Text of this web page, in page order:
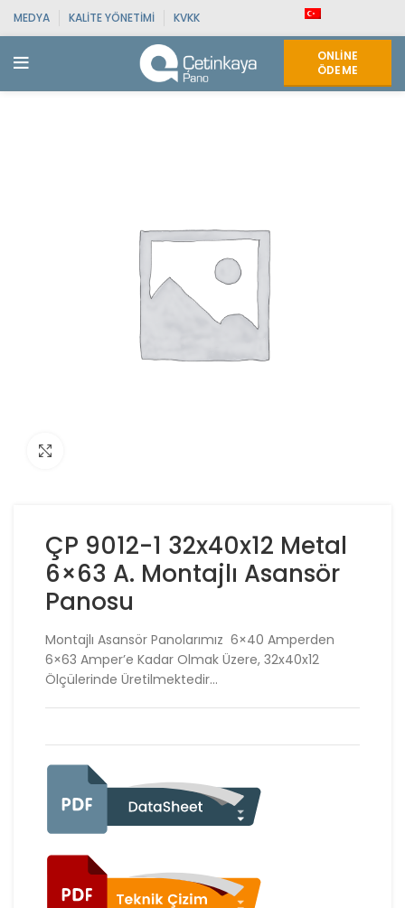
MEDYA KALITE YÖNETIMI KVKK
ONLINE
ÖDEME
ÇP 9012-1 32x40x12 Metal
6×63 A. Montajlı Asansör
Panosu
Montajlı Asansör Panolarımız 6×40 Amperden
6×63 Amper’e Kadar Olmak Üzere, 32x40x12
Ölçülerinde Üretilmektedir…